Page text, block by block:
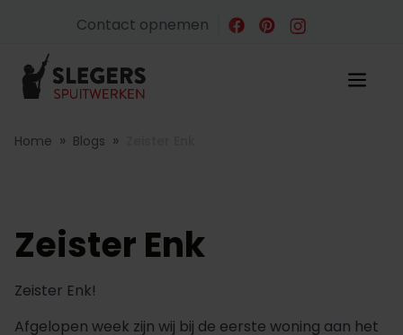
Contact opnemen
Home » Blogs »
Zeister Enk
Zeister Enk!
Afgelopen week zijn wij bij de eerste woning aan het